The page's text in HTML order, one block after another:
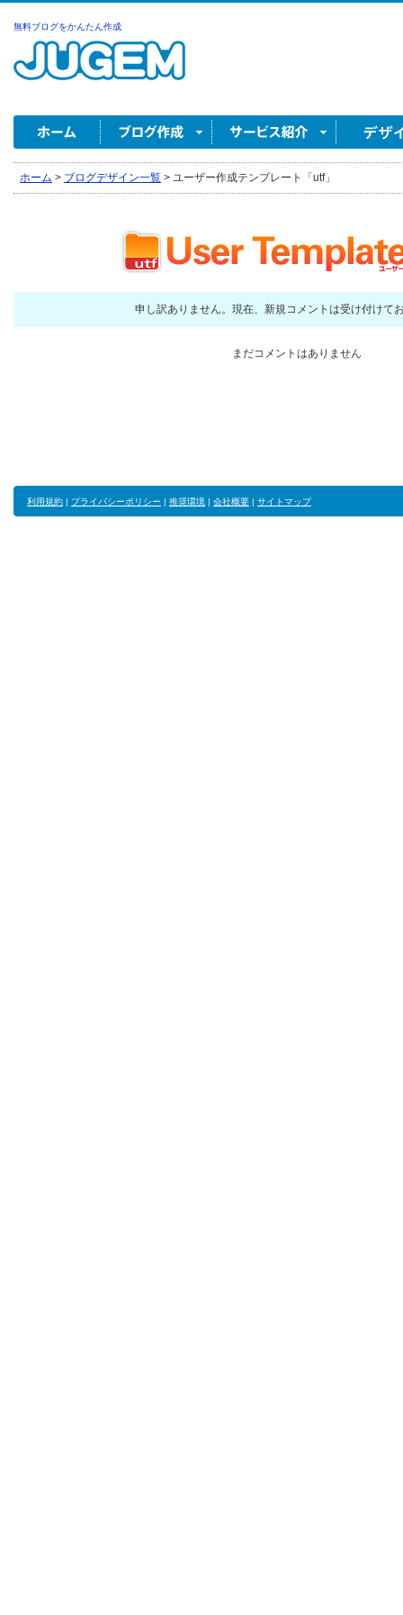
無料ブログをかんたん作成
ホーム > ブログデザイン一覧 > ユーザー作成テンプレート「utf」
申し訳ありません。現在、新規コメントは受け付けて
まだコメントはありません
利用規約 | プライバシーポリシー | 推奨環境 | 会社概要 | サイトマップ